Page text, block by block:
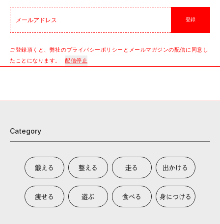
登録
ご登録頂くと、弊社のプライバシーポリシーとメールマガジンの配信に同意し
たことになります。
配信停止
Category
鍛える 整える 走る 出かける
痩せる 遊ぶ 食べる 身につける